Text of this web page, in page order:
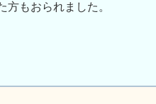
もおられました。